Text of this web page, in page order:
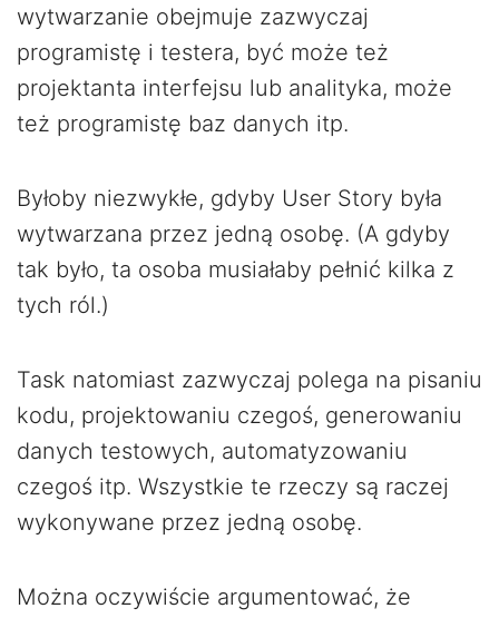
wytwarzanie obejmuje zazwyczaj
programistę i testera, być może też
projektanta interfejsu lub analityka, może
też programistę baz danych itp.
Byłoby niezwykłe, gdyby User Story była
wytwarzana przez jedną osobę. (A gdyby
tak było, ta osoba musiałaby pełnić kilka z
tych ról.)
Task natomiast zazwyczaj polega na pisaniu
kodu, projektowaniu czegoś, generowaniu
danych testowych, automatyzowaniu
czegoś itp. Wszystkie te rzeczy są raczej
wykonywane przez jedną osobę.
Można oczywiście argumentować, że